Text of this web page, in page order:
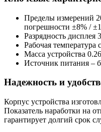
Пределы измерений
погрешности ±8% /
Разрядность дисплея
Рабочая температура
Масса устройства
Источник питания –
Надежность и
Корпус устройства
Показатель наработки на
гарантирует долгий срок